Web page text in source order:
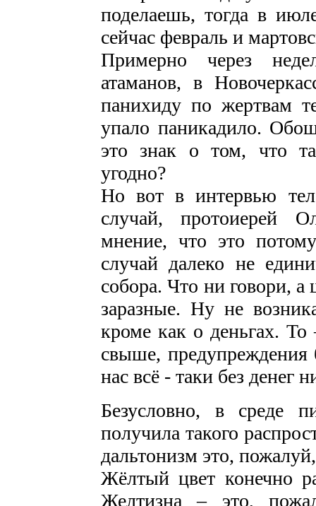
поделаешь, тогда в
сейчас февраль и
Примерно через
атаманов, в
панихиду по жертвам
упало паникадило.
это знак о том, что
угодно?
Но вот в интервью
случай, протоиерей
мнение, что это
случай далеко не
собора. Что ни говори,
заразные. Ну не
кроме как о деньгах. То
свыше,
нас всё - таки без денег
Безусловно, в среде
получила такого
дальтонизм это,
Жёлтый цвет конечно
Желтизна – это,